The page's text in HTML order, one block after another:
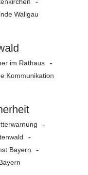
Wallgau
im Rathaus
Kommunikation
Bayern